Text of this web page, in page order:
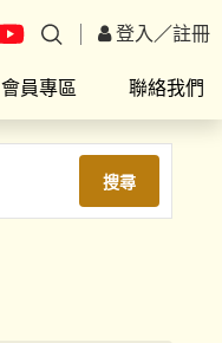
登入／註冊
會員專區 聯絡我們
搜尋